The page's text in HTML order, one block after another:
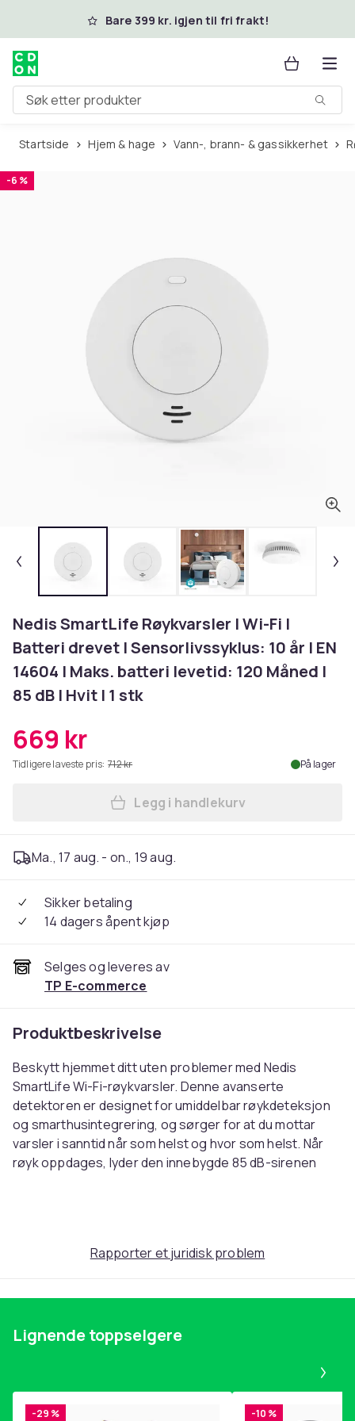
Hopp til hovedinnholdBare 399 kr. igjen til fri frakt!
Søk etter produkter
Startside Hjem & hage Vann-, brann- & gassikkerhet
-6 %
Nedis SmartLife Røykvarsler | Wi-Fi |
Batteri drevet | Sensorlivssyklus: 10 år | EN
14604 | Maks. batteri levetid: 120 Måned |
85 dB | Hvit | 1 stk
669 kr
Tidligere laveste pris: 712 kr På lager
Legg Nedis SmartLife
Legg i handlekurv
Ma., 17 aug. - on., 19 aug.
Sikker betaling
14 dagers åpent kjøp
Selges og leveres av
TP E-commerce
Produktbeskrivelse
Beskytt hjemmet ditt uten problemer med Nedis
SmartLife Wi-Fi-røykvarsler. Denne avanserte
detektoren er designet for umiddelbar røykdeteksjon
og smarthusintegrering, og sørger for at du mottar
varsler i sanntid når som helst og hvor som helst. Når
røyk oppdages, lyder den innebygde 85 dB-sirenen
Trådløs og langvarig beskyttelse
Med Wi-Fi-tilkobling kan du plassere denne
ekstra hubber eller kabler. Det integrerte batteriet har
vedlikehold.
Rapporter et juridisk problem
Lignende toppselgere
-29 % -10 %